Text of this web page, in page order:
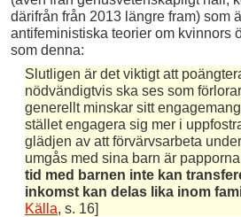
därifrån från 2013 längre fram) som
antifeministiska teorier om kvinnors
som denna:
Slutligen är det viktigt att
nödvändigtvis ska ses som
generellt minskar sitt
stället engagera sig mer i
glädjen av att förvärvsarbeta
umgås med sina barn är
tid med barnen inte kan
inkomst kan delas lika inom
Källa, s. 16]